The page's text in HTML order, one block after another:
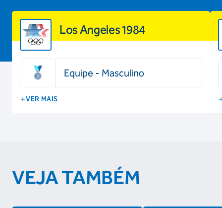
Los Angeles 1984
Equipe - Masculino
VER MAIS
VEJA TAMBÉM